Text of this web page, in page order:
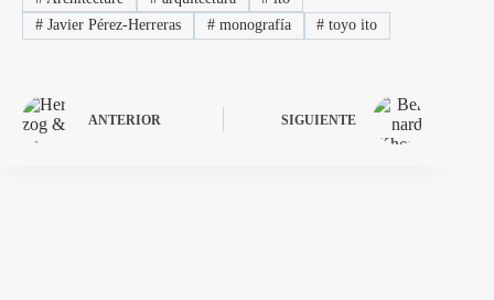
#Javier Pérez-Herreras #monografía # toyo ito
ANTERIOR SIGUIENTE